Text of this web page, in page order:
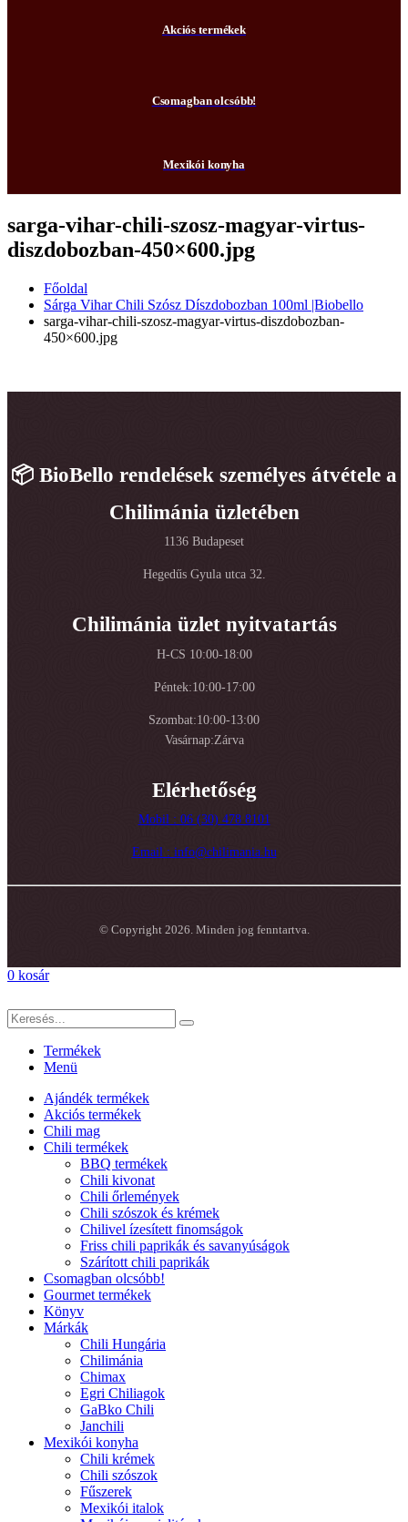
Akciós termékek
Csomagban olcsóbb!
Mexikói konyha
sarga-vihar-chili-szosz-magyar-virtus-
diszdobozban-450×600.jpg
Főoldal
Sárga Vihar Chili Szósz Díszdobozban 100ml |Biobello
sarga-vihar-chili-szosz-magyar-virtus-diszdobozban-
450×600.jpg
📦 BioBello rendelések személyes átvétele a
Chilimánia üzletében
1136 Budapeset
Hegedűs Gyula utca 32.
Chilimánia üzlet nyitvatartás
H-CS 10:00-18:00
Péntek:10:00-17:00
Szombat:10:00-13:00
Vasárnap:Zárva
Elérhetőség
Mobil : 06 (30) 478 8101
Email : info@chilimania.hu
© Copyright 2026. Minden jog fenntartva.
0 kosár
Termékek
Menü
Ajándék termékek
Akciós termékek
Chili mag
Chili termékek
BBQ termékek
Chili kivonat
Chili őrlemények
Chili szószok és krémek
Chilivel ízesített finomságok
Friss chili paprikák és savanyúságok
Szárított chili paprikák
Csomagban olcsóbb!
Gourmet termékek
Könyv
Márkák
Chili Hungária
Chilimánia
Chimax
Egri Chiliagok
GaBko Chili
Janchili
Mexikói konyha
Chili krémek
Chili szószok
Fűszerek
Mexikói italok